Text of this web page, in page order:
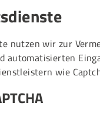
nutzen wir zur
automatisierten
wie